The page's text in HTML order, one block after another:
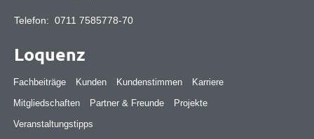
Telefon: 0711 7585778-70
Loquenz
Fachbeiträge Kunden Kundenstimmen
Karriere
Mitgliedschaften
Partner & Freunde
Projekte
Veranstaltungstipps